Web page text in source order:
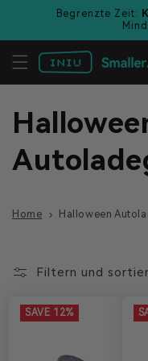
Begrenzte Zeit:
K
a
g
o
Home Halloween
Filtern und
SAVE 12%